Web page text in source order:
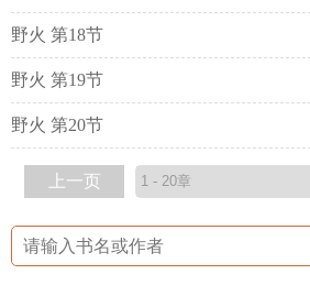
野火 第18节
野火 第19节
野火 第20节
上一页